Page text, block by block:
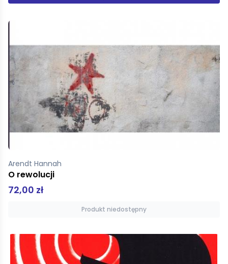
Arendt Hannah
O rewolucji
72,00 zł
Produkt niedostępny